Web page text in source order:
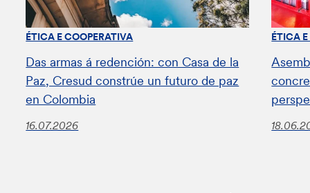
ÉTICA E COOPERATIVA
Das armas á redención: con Casa de la
Paz, Cresud constrúe un futuro de paz
en Colombia
16.07.2026
ÉTICA